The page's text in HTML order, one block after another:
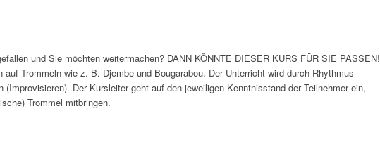
und Sie möchten weitermachen? DANN KÖNNTE DIESER KURS FÜR SIE PASSEN!
Trommeln wie z. B. Djembe und Bougarabou. Der Unterricht wird durch Rhythmus-
Der Kursleiter geht auf den jeweiligen Kenntnisstand der Teilnehmer ein,
Trommel mitbringen.